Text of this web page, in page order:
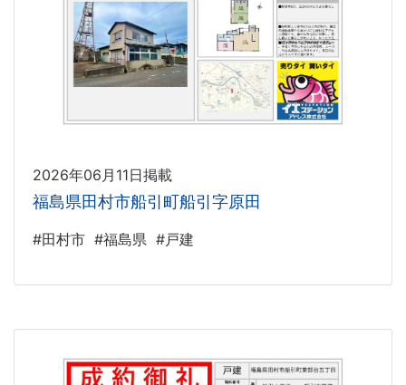
2026年06月11日掲載
福島県田村市船引町船引字原田
#田村市 #福島県 #戸建